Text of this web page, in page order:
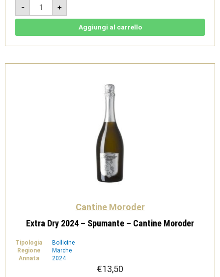
-
Marche
Rosato
Moroder
+
Aggiungi al carrello
Cantine Moroder
Extra Dry 2024 – Spumante – Cantine Moroder
Tipologia
Bollicine
Regione
Marche
Annata
2024
€13,50